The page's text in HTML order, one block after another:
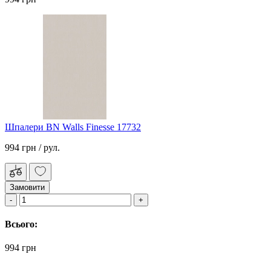
Шпалери BN Walls Finesse 17732
994 грн / рул.
Замовити
Всього:
994 грн